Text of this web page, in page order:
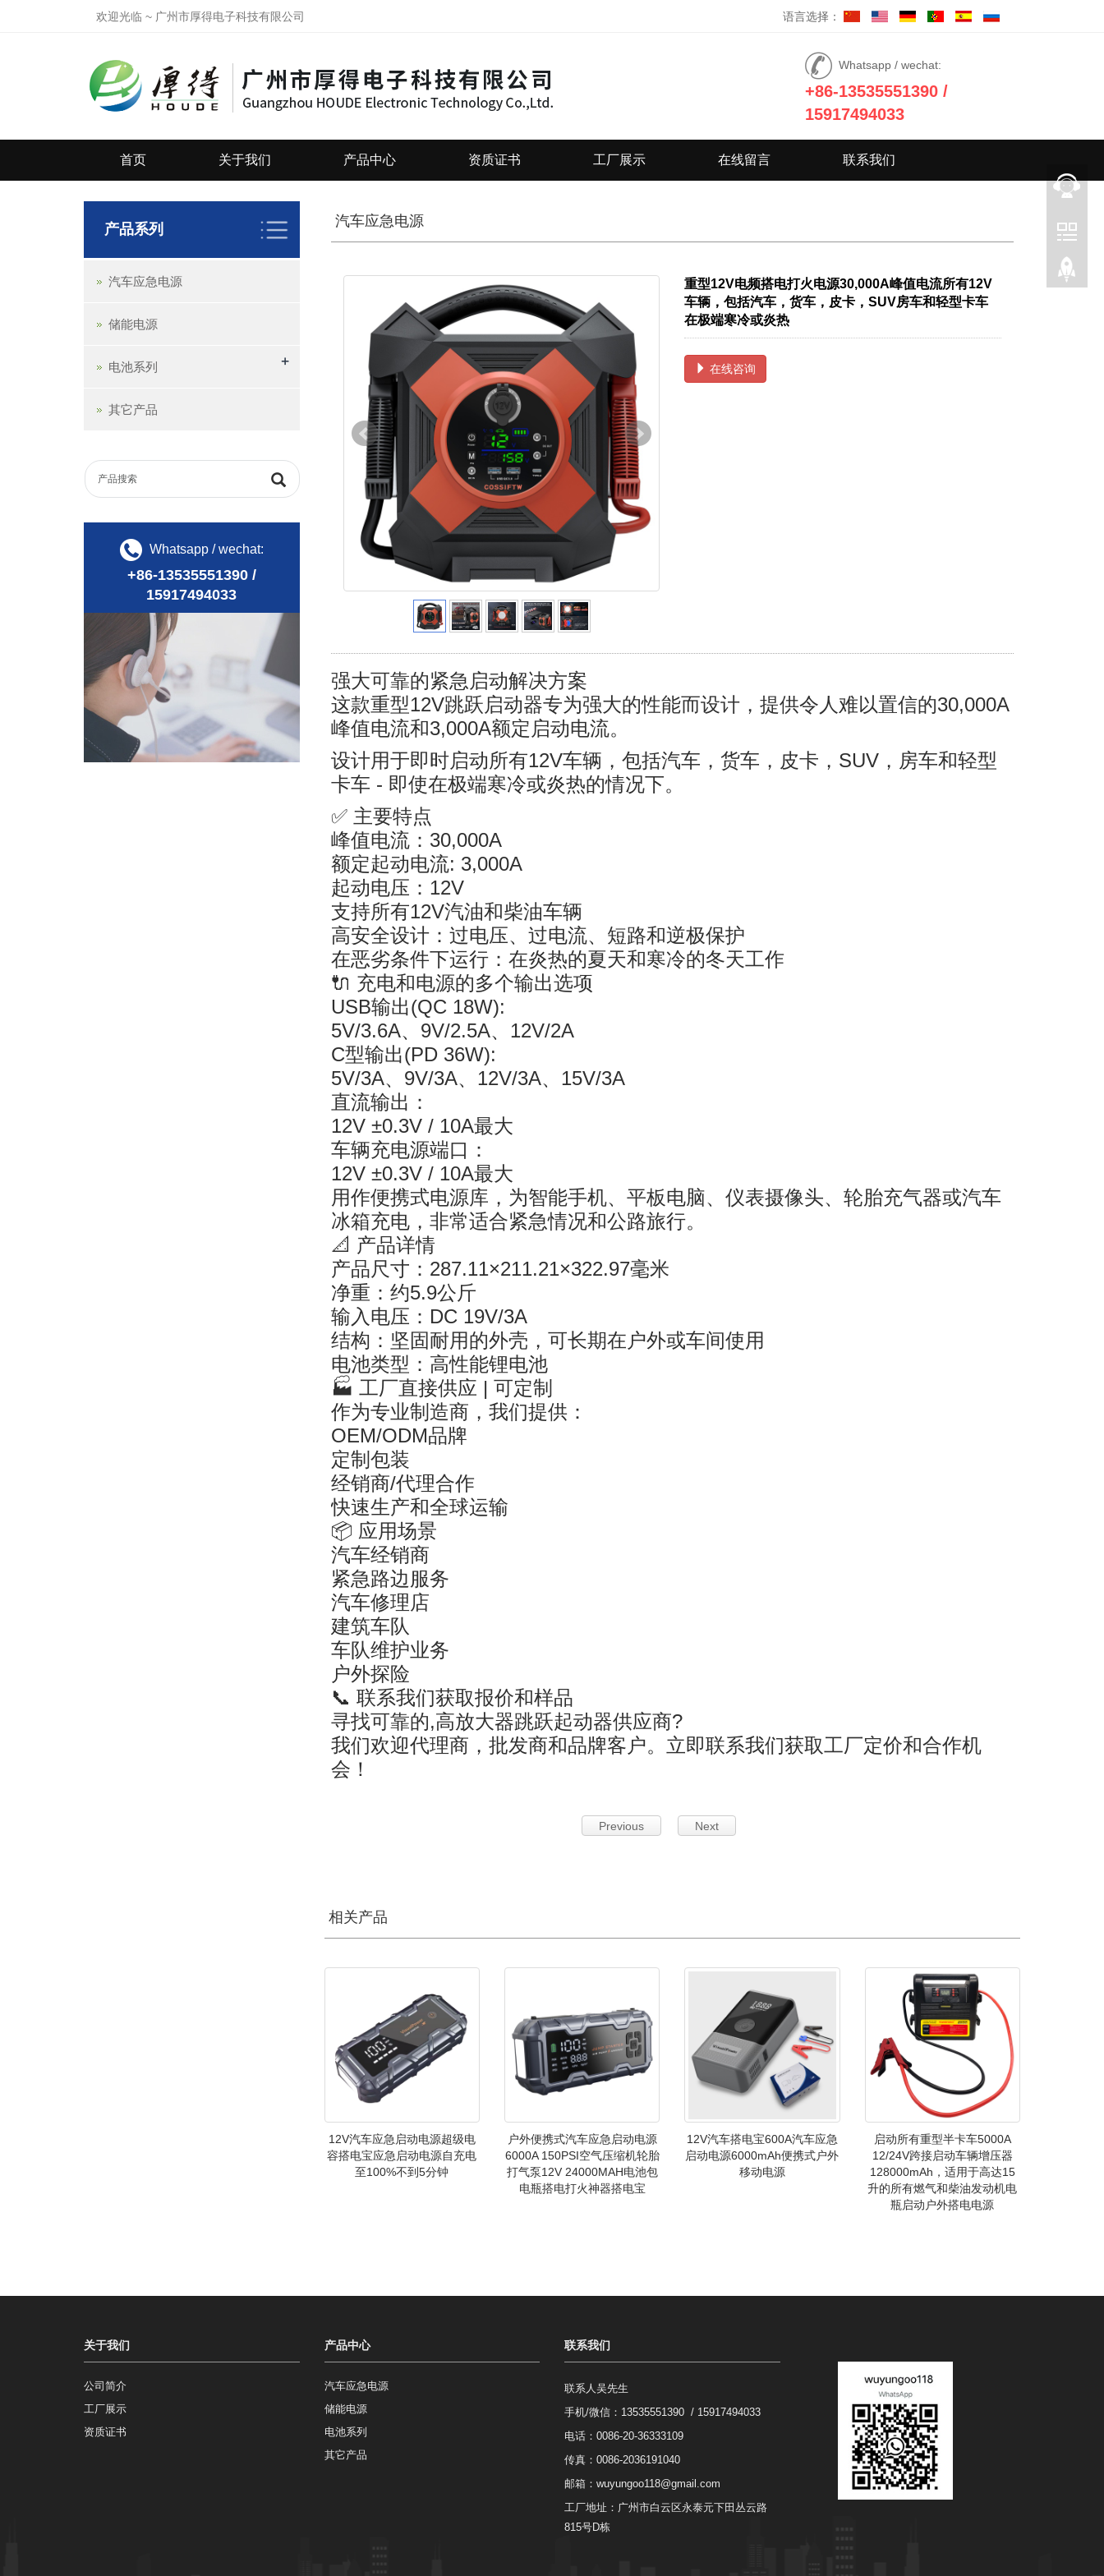
欢迎光临 ~ 广州市厚得电子科技有限公司 语言选择：
Whatsapp / wechat:
+86-13535551390 /
15917494033
首页 关于我们 产品中心 资质证书 工厂展示 在线留言 联系我们
汽车应急电源
重型12V电频搭电打火电源30,000A峰值电流所有12V
车辆，包括汽车，货车，皮卡，SUV房车和轻型卡车
在极端寒冷或炎热
在线咨询
强大可靠的紧急启动解决方案
这款重型12V跳跃启动器专为强大的性能而设计，提供令人难以置信的30,000A
峰值电流和3,000A额定启动电流。
设计用于即时启动所有12V车辆，包括汽车，货车，皮卡，SUV，房车和轻型
卡车 - 即使在极端寒冷或炎热的情况下。
✅ 主要特点
峰值电流：30,000A
额定起动电流: 3,000A
起动电压：12V
支持所有12V汽油和柴油车辆
高安全设计：过电压、过电流、短路和逆极保护
在恶劣条件下运行：在炎热的夏天和寒冷的冬天工作
🔌 充电和电源的多个输出选项
USB输出(QC 18W):
5V/3.6A、9V/2.5A、12V/2A
C型输出(PD 36W):
5V/3A、9V/3A、12V/3A、15V/3A
直流输出：
12V ±0.3V / 10A最大
车辆充电源端口：
12V ±0.3V / 10A最大
用作便携式电源库，为智能手机、平板电脑、仪表摄像头、轮胎充气器或汽车
冰箱充电，非常适合紧急情况和公路旅行。
📐 产品详情
产品尺寸：287.11×211.21×322.97毫米
净重：约5.9公斤
输入电压：DC 19V/3A
结构：坚固耐用的外壳，可长期在户外或车间使用
电池类型：高性能锂电池
🏭 工厂直接供应 | 可定制
作为专业制造商，我们提供：
OEM/ODM品牌
定制包装
经销商/代理合作
快速生产和全球运输
📦 应用场景
汽车经销商
紧急路边服务
汽车修理店
建筑车队
车队维护业务
户外探险
📞 联系我们获取报价和样品
寻找可靠的,高放大器跳跃起动器供应商?
我们欢迎代理商，批发商和品牌客户。立即联系我们获取工厂定价和合作机
会！
Previous Next
相关产品
12V汽车应急启动电源超级电
容搭电宝应急启动电源自充电
至100%不到5分钟
户外便携式汽车应急启动电源
6000A 150PSI空气压缩机轮胎
打气泵12V 24000MAH电池包
电瓶搭电打火神器搭电宝
12V汽车搭电宝600A汽车应急
启动电源6000mAh便携式户外
移动电源
启动所有重型半卡车5000A
12/24V跨接启动车辆增压器
128000mAh，适用于高达15
升的所有燃气和柴油发动机电
瓶启动户外搭电电源
产品系列
汽车应急电源
储能电源
电池系列 +
其它产品
Whatsapp / wechat:
+86-13535551390 /
15917494033
关于我们
公司简介
工厂展示
资质证书
产品中心
汽车应急电源
储能电源
电池系列
其它产品
联系我们
联系人吴先生
手机/微信： 13535551390 / 15917494033
电话：0086-20-36333109
传真：0086-2036191040
邮箱： wuyungoo118@gmail.com
工厂地址：广州市白云区永泰元下田丛云路
815号D栋